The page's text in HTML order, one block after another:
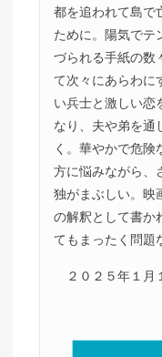
都を追われて島で
ために。陽気でテ
づられる手紙の数
て次々にあらわに
い兵士と激しい恋
なり、夫や弟を通
く。華やかで危険
方に悩みながら、
独がまぶしい。映
の解釈として書か
てもまったく問題
２０２５年１月